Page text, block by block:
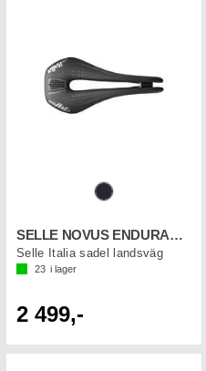
SELLE NOVUS ENDURANCE TI316 SF
Selle Italia sadel landsväg
23 i lager
2 499,-